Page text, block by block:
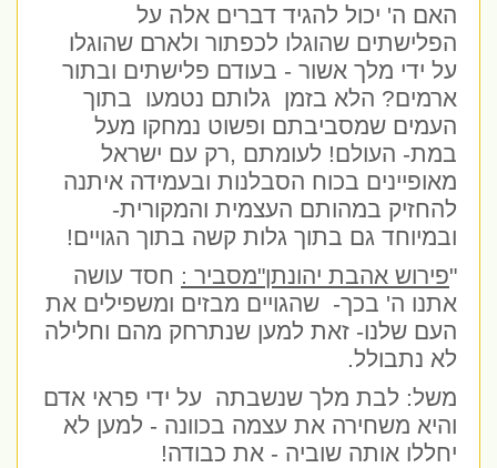
האם ה' יכול להגיד דברים אלה על
הפלישתים שהוגלו לכפתור ולארם שהוגלו
על ידי מלך אשור - בעודם פלישתים ובתור
ארמים? הלא בזמן גלותם נטמעו בתוך
העמים שמסביבתם ופשוט נמחקו מעל
במת- העולם! לעומתם ,רק עם ישראל
מאופיינים בכוח הסבלנות ובעמידה איתנה
להחזיק במהותם העצמית והמקורית-
ובמיוחד גם בתוך גלות קשה בתוך הגויים!
פירוש אהבת יהונתן"מסביר :חסד עושה
אתנו ה' בכך- שהגויים מבזים ומשפילים את
העם שלנו- זאת למען שנתרחק מהם וחלילה
לא נתבולל.
משל: לבת מלך שנשבתה על ידי פראי אדם
והיא משחירה את עצמה בכוונה - למען לא
יחללו אותה שוביה - את כבודה!